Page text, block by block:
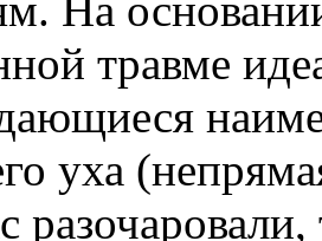
травме
уха